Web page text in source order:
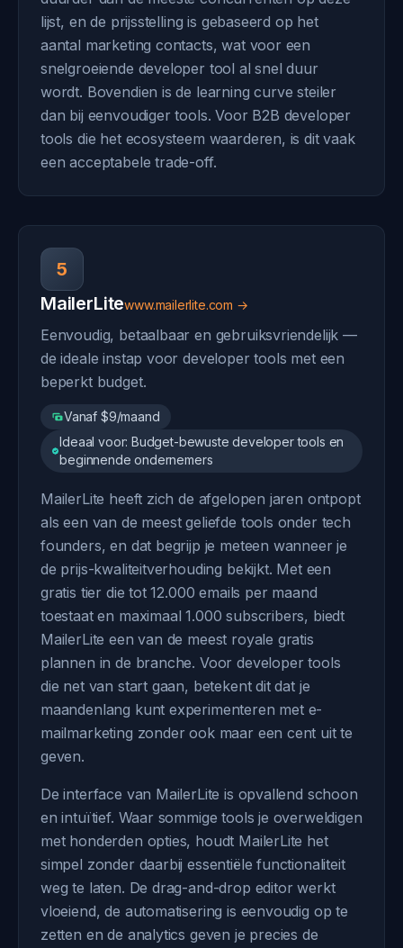
lijst, en de prijsstelling is gebaseerd op het
aantal marketing contacts, wat voor een
snelgroeiende developer tool al snel duur
wordt. Bovendien is de learning curve steiler
dan bij eenvoudiger tools. Voor B2B developer
tools die het ecosysteem waarderen, is dit vaak
een acceptabele trade-off.
5
MailerLitewww.mailerlite.com →
Eenvoudig, betaalbaar en gebruiksvriendelijk —
de ideale instap voor developer tools met een
beperkt budget.
Vanaf $9/maand
Ideaal voor: Budget-bewuste developer tools en
beginnende ondernemers
MailerLite heeft zich de afgelopen jaren ontpopt
als een van de meest geliefde tools onder tech
founders, en dat begrijp je meteen wanneer je
de prijs-kwaliteitverhouding bekijkt. Met een
gratis tier die tot 12.000 emails per maand
toestaat en maximaal 1.000 subscribers, biedt
MailerLite een van de meest royale gratis
plannen in de branche. Voor developer tools
die net van start gaan, betekent dit dat je
maandenlang kunt experimenteren met e-
mailmarketing zonder ook maar een cent uit te
geven.
De interface van MailerLite is opvallend schoon
en intuïtief. Waar sommige tools je overweldigen
met honderden opties, houdt MailerLite het
simpel zonder daarbij essentiële functionaliteit
weg te laten. De drag-and-drop editor werkt
vloeiend, de automatisering is eenvoudig op te
zetten en de analytics geven je precies de